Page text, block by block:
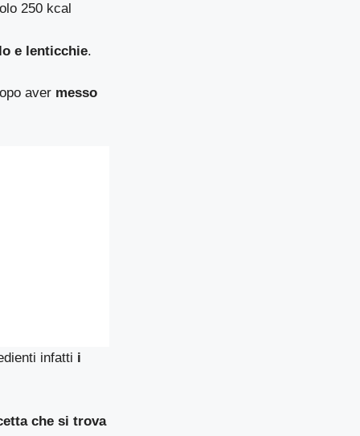
250 kcal
e lenticchie.
aver messo
infatti i
che si trova